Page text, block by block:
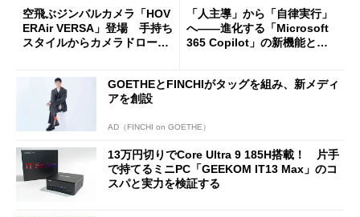
空飛ぶジンバルカメラ「HOV
ERAir VERSA」登場 手持ち
スタイルからカメラドローン
「人主導」から「自律実行」
へ――進化する「Microsoft
365 Copilot」の新機能とエ
GOETHEとFINCHIがタッグを組み、新メディ
アを創設
AD（FINCHI on GOETHE）
13万円切りでCore Ultra 9 185H搭載！ 片手
で持てるミニPC「GEEKOM IT13 Max」のコ
スパと実力を検証する